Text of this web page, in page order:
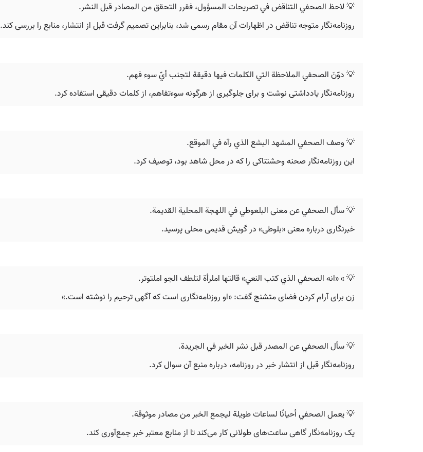
💡 لاحظ الصحفي التناقض في تصريحات المسؤول، فقرر التحقق من المصادر قبل النشر.
روزنامه‌نگار متوجه تناقض در اظهارات آن مقام رسمی شد، بنابراین تصمیم گرفت قبل از انتشار، منابع را بررسی کند.
💡 دوّنَ الصحفي الملاحظة التي الکلمات فيها دقيقة لتجنب أيّ سوء فهم.
روزنامه‌نگار یادداشتی نوشت و برای جلوگیری از هرگونه سوءتفاهم، از کلمات دقیقی استفاده کرد.
💡 وصف الصحفي المشهد البشع الذي رآه في الموقع.
این روزنامه‌نگار صحنه وحشتناکی را که در محل شاهد بود، توصیف کرد.
💡 سأل الصحفي عن معنى البلعوطي في اللهجة المحلية القديمة.
خبرنگاری درباره معنی «بلوطی» در گویش قدیمی محلی پرسید.
💡 »‬‫ «انه الصحفي الذي كتب النعي» قالتها املرأة لتلطف الجو املتوتر‪.
زن برای آرام کردن فضای متشنج گفت: «او روزنامه‌نگاری است که آگهی ترحیم را نوشته است.»
💡 سأل الصحفي عن المصدر قبل نشر الخبر في الجريدة.
روزنامه‌نگار قبل از انتشار خبر در روزنامه، درباره منبع آن سوال کرد.
💡 يعمل الصحفي أحيانًا لساعات طويلة ليجمع الخبر من مصادر موثوقة.
یک روزنامه‌نگار گاهی ساعت‌های طولانی کار می‌کند تا از منابع معتبر خبر جمع‌آوری کند.